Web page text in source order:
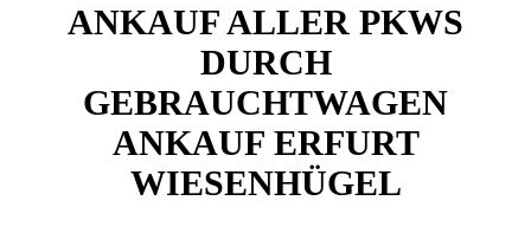
ANKAUF ALLER PKWS
DURCH
GEBRAUCHTWAGEN
ANKAUF ERFURT
WIESENHÜGEL